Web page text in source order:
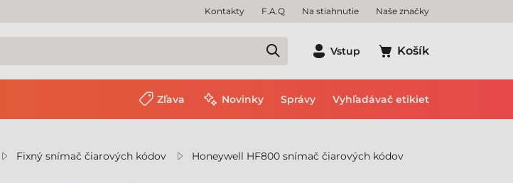
Kontakty F.A.Q Na stiahnutie Naše značky
Vstup Košík
Zľava Novinky Správy Vyhľadávač etikiet
Fixný snímač čiarových kódov Honeywell HF800 snímač čiarových kódov